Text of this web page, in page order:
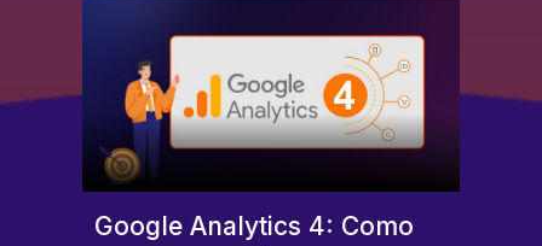
Google Analytics 4: Como